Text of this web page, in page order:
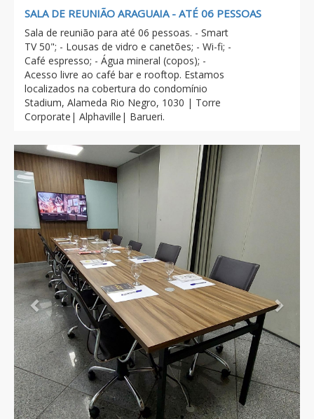
SALA DE REUNIÃO ARAGUAIA - ATÉ 06 PESSOAS
Sala de reunião para até 06 pessoas. - Smart
TV 50"; - Lousas de vidro e canetões; - Wi-fi; -
Café espresso; - Água mineral (copos); -
Acesso livre ao café bar e rooftop. Estamos
localizados na cobertura do condomínio
Stadium, Alameda Rio Negro, 1030 | Torre
Corporate| Alphaville| Barueri.
Previous